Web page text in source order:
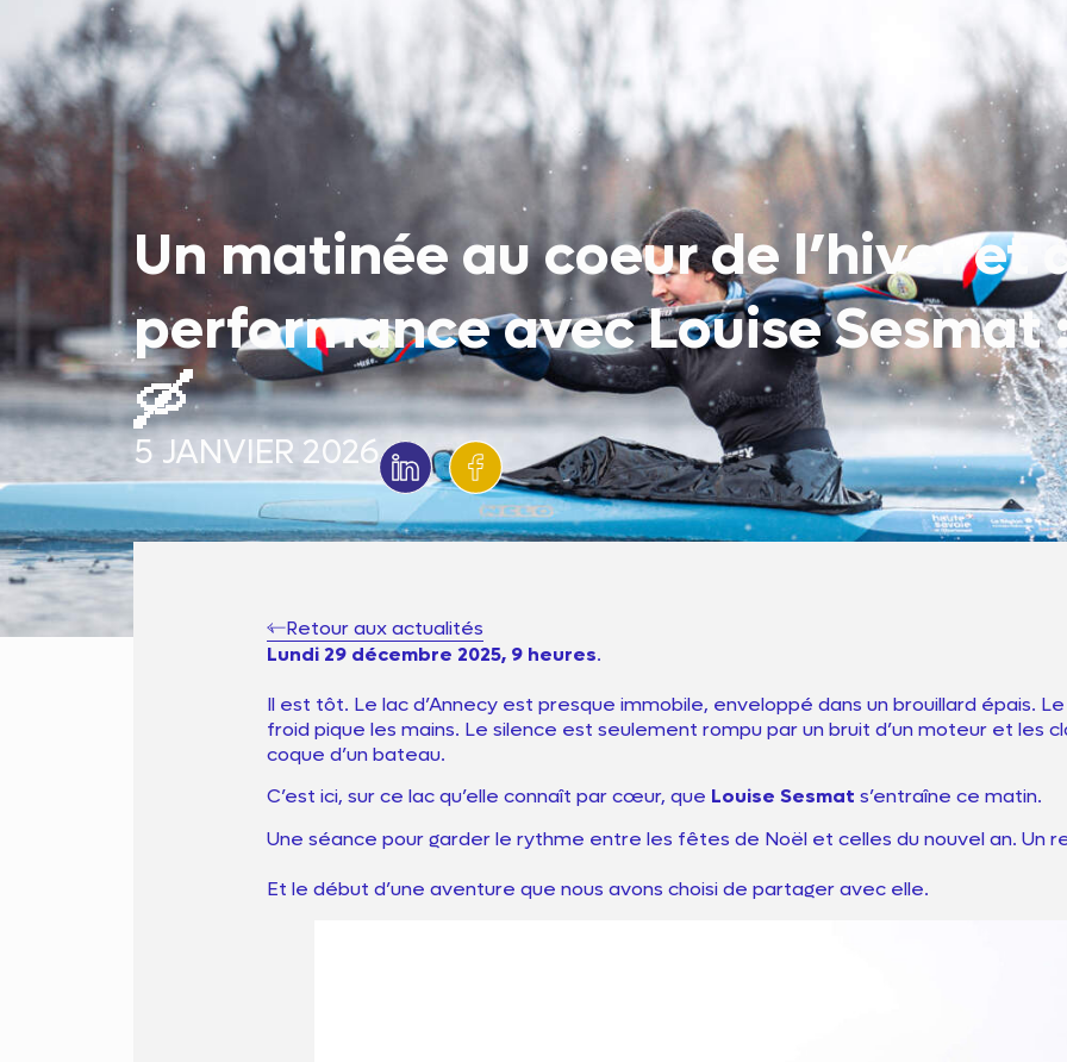
Accueil
Agence
Création de sites web
Prises de vue
Actualités
Recrutement
Contact
Un matinée au coeur de l’hiver et
performance avec Louise Sesmat
🛶
5 JANVIER 2026
Retour aux actualités
Lundi29 décembre 2025, 9 heures.
Il est tôt. Le lac d’Annecy est presque immobile, enveloppé dans un brouillard épais.
froid pique les mains. Le silence est seulement rompu par un bruit d’un moteur et les
coque d’un bateau.
C’est ici, sur ce lac qu’elle connaît par cœur, que Louise Sesmat s’entraîne ce matin.
Une séance pour garder le rythme entre les fêtes de Noël et celles du nouvel an. Un
Et le début d’une aventure que nous avons choisi de partager avec elle.